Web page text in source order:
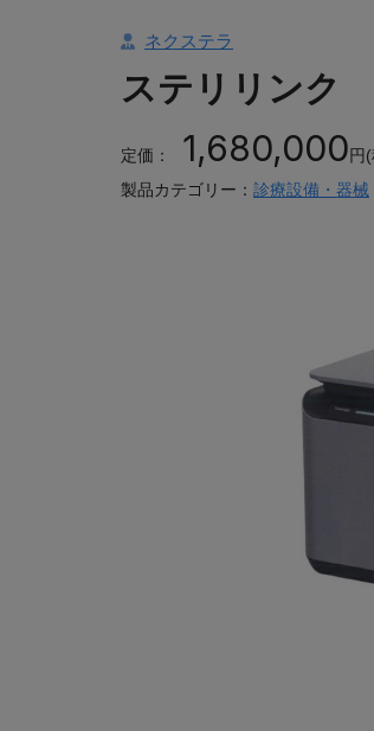
ネクステラ
ステリリンク
定価： 1,680,000円
製品カテゴリー： 診療設備・器械